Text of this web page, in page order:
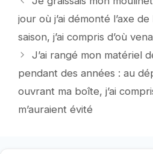
jour où j’ai démonté l’axe
saison, j’ai compris d’où
J’ai rangé mon matériel
pendant des années : au
ouvrant ma boîte, j’ai
m’auraient évité